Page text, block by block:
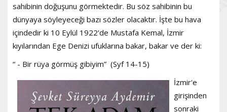
sahibinin doğuşunu görmektedir. Bu söz sahibinin bu
dünyaya söyleyeceği bazı sözler olacaktır. İşte bu hava
içindedir ki 10 Eylül 1922'de Mustafa Kemal, İzmir
kıyılarından Ege Denizi ufuklarına bakar, bakar ve der ki:
“ - Bir rüya görmüş gibiyim” (Syf 14-15)
İzmir'e
girişinden
sonraki